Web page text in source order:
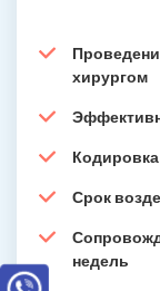
хирургом
Кодировка
Срок
недель